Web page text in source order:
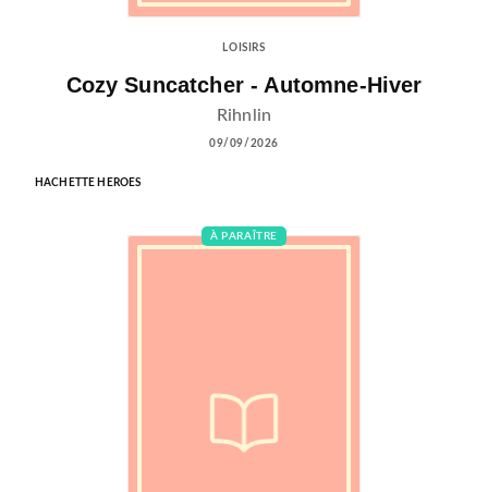
LOISIRS
Cozy Suncatcher - Automne-Hiver
Rihnlin
09/09/2026
HACHETTE HEROES
À PARAÎTRE